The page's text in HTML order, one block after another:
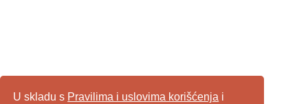
U skladu s Pravilima i uslovima korišćenja i